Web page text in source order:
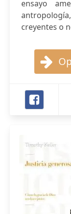
ensayo
creyentes o